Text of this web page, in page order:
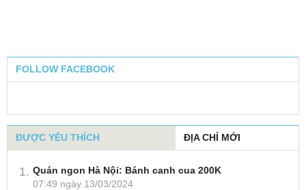
FOLLOW FACEBOOK
ĐƯỢC YÊU THÍCH ĐỊA CHỈ MỚI
Quán ngon Hà Nội: Bánh canh cua 200K
07:49 ngày 13/03/2024